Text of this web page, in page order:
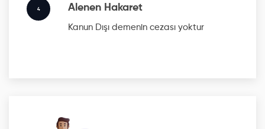
4 Alenen Hakaret
Kanun Dışı demenin cezası yoktur